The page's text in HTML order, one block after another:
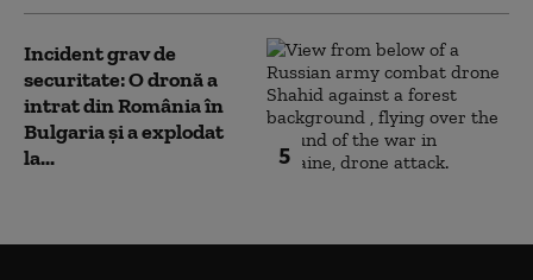
5
Incident grav de
securitate: O dronă a
intrat din România în
Bulgaria şi a explodat
la...